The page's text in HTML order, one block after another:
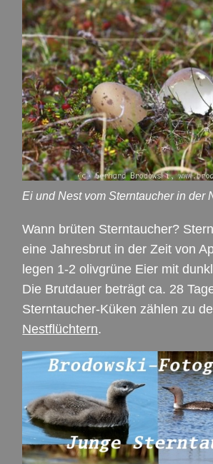
Ei und Nest vom Sterntaucher in der
Wann brüten Sterntaucher?
eine Jahresbrut in der Zeit von
legen 1-2 olivgrüne Eier mit
Die Brutdauer beträgt ca. 28
Sterntaucher-Küken zählen zu
Nestflüchtern.